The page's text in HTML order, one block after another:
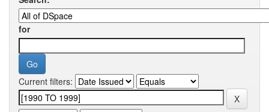
for
Current filters: